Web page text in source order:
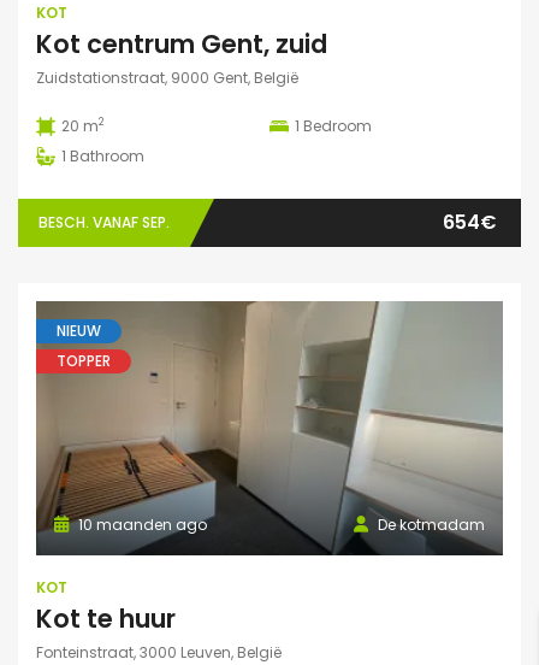
KOT
Kot centrum Gent, zuid
Zuidstationstraat, 9000 Gent, België
20 m2 1 Bedroom
1 Bathroom
BESCH. VANAF SEP. 654€
NIEUW
TOPPER
De kotmadam
10 maanden ago
KOT
Kot te huur
Fonteinstraat, 3000 Leuven, België